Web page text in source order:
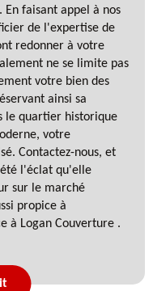
faisant appel à nos
de l'expertise de
redonner à votre
ne se limite pas
votre bien des
ainsi sa
le quartier historique
votre
Contactez-nous, et
l'éclat qu'elle
sur le marché
propice à
à Logan Couverture .